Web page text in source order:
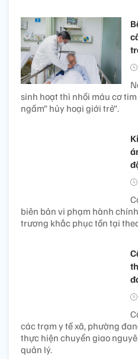
sinh hoạt thì nhồi máu cơ
ngầm” hủy hoại giới trẻ”.
biên bản vi phạm hành
trương khắc phục tồn tại
các trạm y tế xã, phường
thực hiện chuyển giao
quản lý.